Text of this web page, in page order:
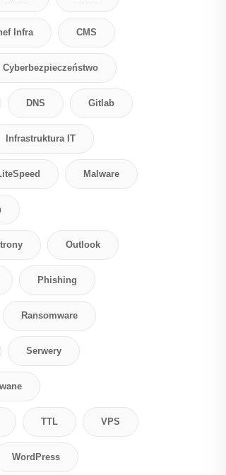
Infra CMS
Cyberbezpieczeństwo
DNS Gitlab
Infrastruktura IT
Malware
Outlook
Phishing
Ransomware
Serwery
TTL VPS
WordPress